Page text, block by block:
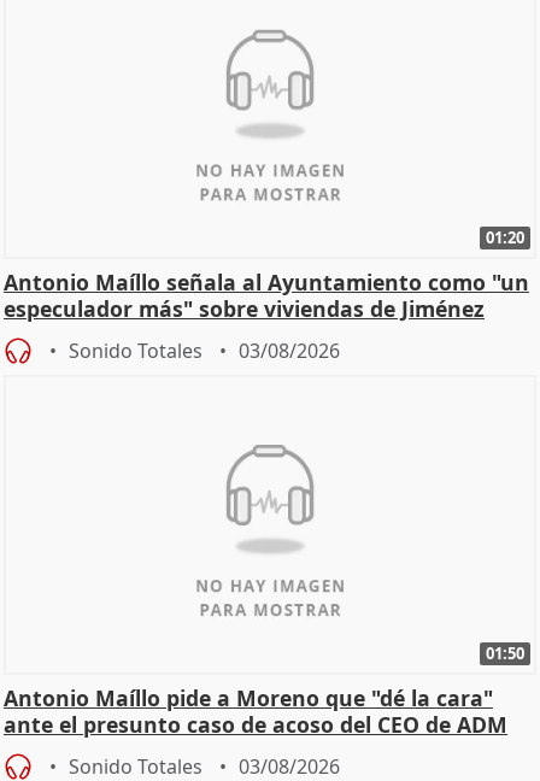
01:20
Antonio Maíllo señala al Ayuntamiento como "un
especulador más" sobre viviendas de Jiménez
Becerril
Sonido Totales 03/08/2026
01:50
Antonio Maíllo pide a Moreno que "dé la cara"
ante el presunto caso de acoso del CEO de ADM
Sonido Totales 03/08/2026